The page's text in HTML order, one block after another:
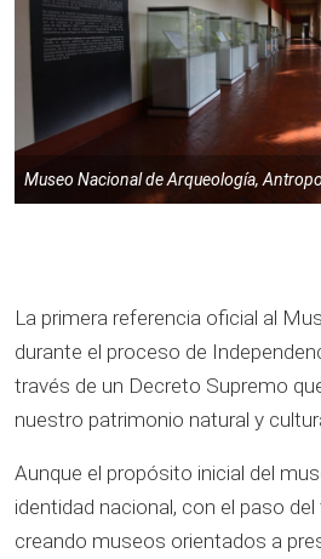
Museo Nacional de Arqueología,
La primera referencia oficial al
durante el proceso de
través de un Decreto Supremo
nuestro patrimonio natural y
Aunque el propósito inicial del
identidad nacional, con el paso
creando museos orientados a